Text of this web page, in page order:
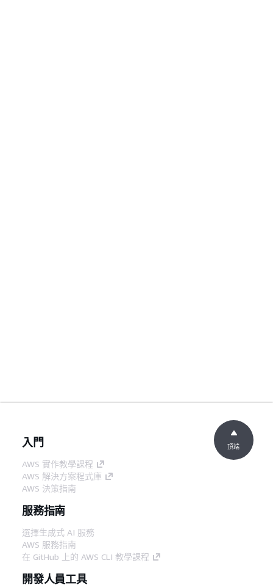
入門
AWS 實作教學課程
AWS 解決方案程式庫
AWS 決策指南
服務指南
選擇生成式 AI 服務
AWS 服務指南
在 GitHub 上的 AWS CLI 教學課程
開發人員工具
頂端